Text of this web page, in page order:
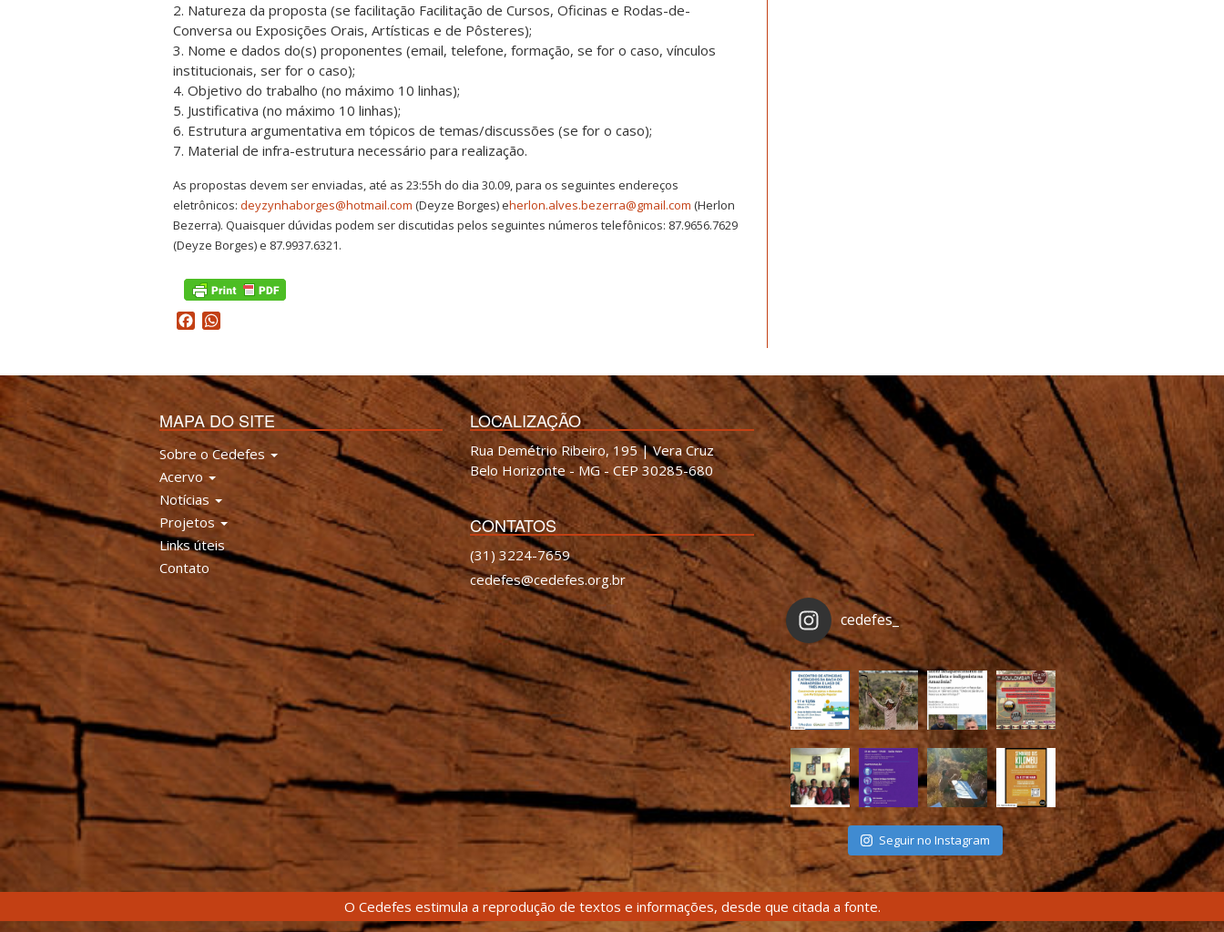
2. Natureza da proposta (se facilitação Facilitação de Cursos, Oficinas e Rodas-de-
Conversa ou Exposições Orais, Artísticas e de Pôsteres);
3. Nome e dados do(s) proponentes (email, telefone, formação, se for o caso, vínculos
institucionais, ser for o caso);
4. Objetivo do trabalho (no máximo 10 linhas);
5. Justificativa (no máximo 10 linhas);
6. Estrutura argumentativa em tópicos de temas/discussões (se for o caso);
7. Material de infra-estrutura necessário para realização.
As propostas devem ser enviadas, até as 23:55h do dia 30.09, para os seguintes endereços
eletrônicos: deyzynhaborges@hotmail.com (Deyze Borges) eherlon.alves.bezerra@gmail.com (Herlon
Bezerra). Quaisquer dúvidas podem ser discutidas pelos seguintes números telefônicos: 87.9656.7629
(Deyze Borges) e 87.9937.6321.
Facebook
MAPA DO SITE
Sobre o Cedefes
Acervo
Notícias
Projetos
Links úteis
Contato
LOCALIZAÇÃO
Rua Demétrio Ribeiro, 195 | Vera Cruz
Belo Horizonte - MG - CEP 30285-680
CONTATOS
(31) 3224-7659
cedefes@cedefes.org.br
cedefes_
Seguir no Instagram
O Cedefes estimula a reprodução de textos e informações, desde que citada a fonte.